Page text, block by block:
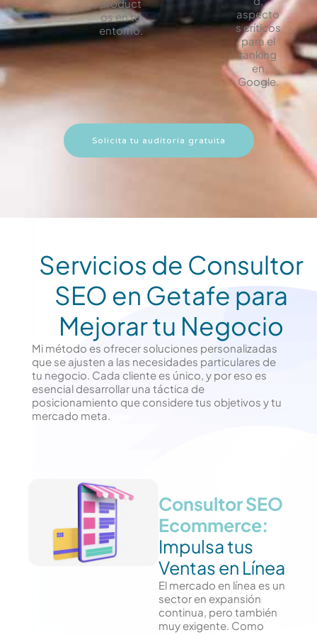
product
os en tu
entorno.
aspecto
s críticos
para el
ranking
en
Google.
Solicita tu auditoría gratuita
Servicios de Consultor
SEO en Getafe para
Mejorar tu Negocio
Mi método es ofrecer soluciones personalizadas
que se ajusten a las necesidades particulares de
tu negocio. Cada cliente es único, y por eso es
esencial desarrollar una táctica de
posicionamiento que considere tus objetivos y tu
mercado meta.
Consultor SEO
Ecommerce:
Impulsa tus
Ventas en Línea
El mercado en línea es un
sector en expansión
continua, pero también
muy exigente. Como